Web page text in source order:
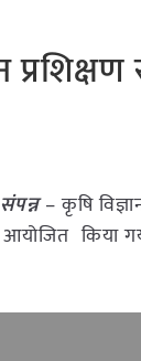
– कृषि
आयोजित किया